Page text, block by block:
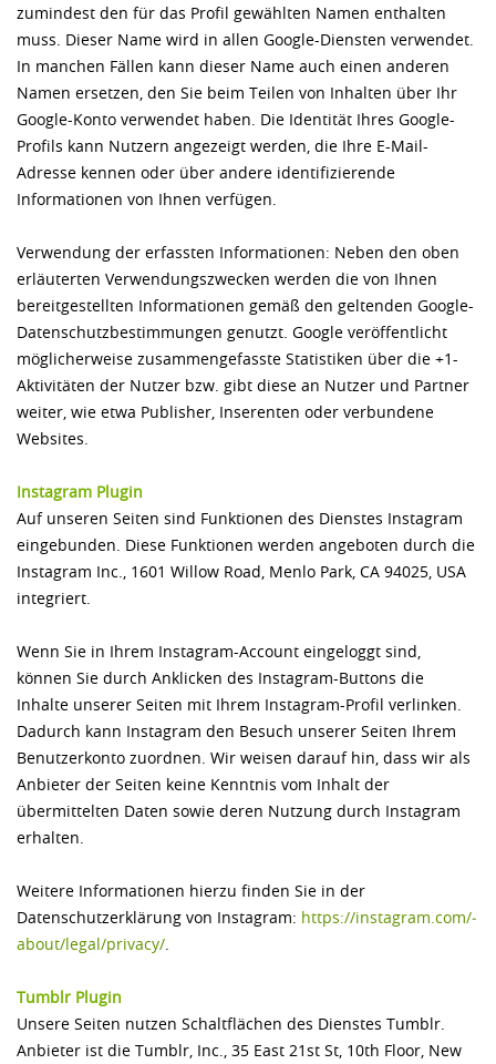
zumindest den für das Profil gewählten Namen enthalten
muss. Dieser Name wird in allen Google-Diensten verwendet.
In manchen Fällen kann dieser Name auch einen anderen
Namen ersetzen, den Sie beim Teilen von Inhalten über Ihr
Google-Konto verwendet haben. Die Identität Ihres Google-
Profils kann Nutzern angezeigt werden, die Ihre E-Mail-
Adresse kennen oder über andere identifizierende
Informationen von Ihnen verfügen.
Verwendung der erfassten Informationen: Neben den oben
erläuterten Verwendungszwecken werden die von Ihnen
bereitgestellten Informationen gemäß den geltenden Google-
Datenschutzbestimmungen genutzt. Google veröffentlicht
möglicherweise zusammengefasste Statistiken über die +1-
Aktivitäten der Nutzer bzw. gibt diese an Nutzer und Partner
weiter, wie etwa Publisher, Inserenten oder verbundene
Websites.
Instagram Plugin
Auf unseren Seiten sind Funktionen des Dienstes Instagram
eingebunden. Diese Funktionen werden angeboten durch die
Instagram Inc., 1601 Willow Road, Menlo Park, CA 94025, USA
integriert.
Wenn Sie in Ihrem Instagram-Account eingeloggt sind,
können Sie durch Anklicken des Instagram-Buttons die
Inhalte unserer Seiten mit Ihrem Instagram-Profil verlinken.
Dadurch kann Instagram den Besuch unserer Seiten Ihrem
Benutzerkonto zuordnen. Wir weisen darauf hin, dass wir als
Anbieter der Seiten keine Kenntnis vom Inhalt der
übermittelten Daten sowie deren Nutzung durch Instagram
erhalten.
Weitere Informationen hierzu finden Sie in der
Datenschutzerklärung von Instagram: https://instagram.com/­
about/­legal/­privacy/­.
Tumblr Plugin
Unsere Seiten nutzen Schaltflächen des Dienstes Tumblr.
Anbieter ist die Tumblr, Inc., 35 East 21st St, 10th Floor, New